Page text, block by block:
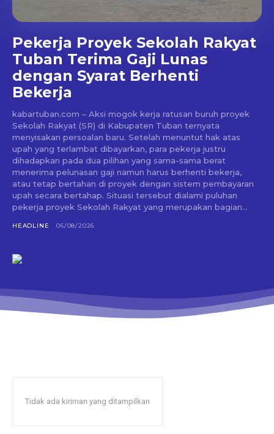
Pekerja Proyek Sekolah Rakyat
Tuban Terima Gaji Lunas
dengan Syarat Berhenti
Bekerja
kabartuban.com – Aksi mogok kerja ratusan buruh proyek
Sekolah Rakyat (SR) di Kabupaten Tuban ternyata
menyisakan persoalan baru. Setelah menuntut hak atas
upah yang terlambat dibayarkan, para pekerja justru
dihadapkan pada dua pilihan yang sama-sama berat
menerima pelunasan gaji namun harus berhenti bekerja,
atau tetap bertahan di proyek dengan sistem pembayaran
upah secara bertahap. Situasi tersebut dialami puluhan
pekerja proyek Sekolah Rakyat yang merupakan bagian...
HEADLINE 06/08/2026
Tidak ada kiriman yang ditampilkan